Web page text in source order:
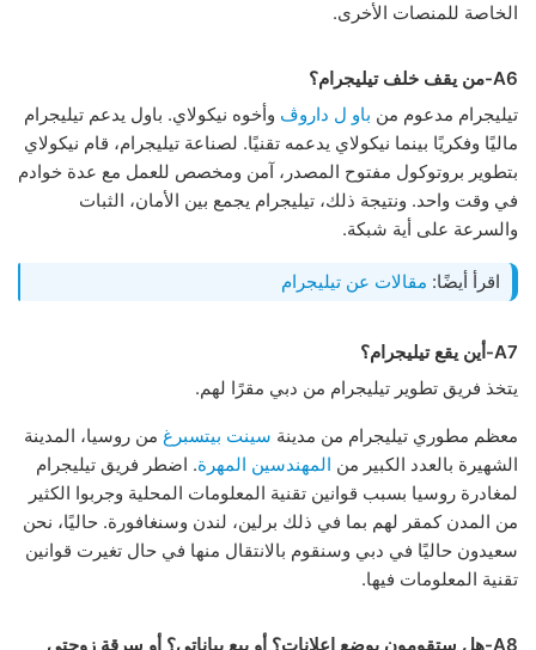
الخاصة للمنصات الأخرى.
A6-من يقف خلف تيليجرام؟
تيليجرام مدعوم من باو ل داروڤ وأخوه نيكولاي. باول يدعم تيليجرام
ماليًا وفكريًا بينما نيكولاي يدعمه تقنيًا. لصناعة تيليجرام، قام نيكولاي
بتطوير بروتوكول مفتوح المصدر، آمن ومخصص للعمل مع عدة خوادم
في وقت واحد. ونتيجة ذلك، تيليجرام يجمع بين الأمان، الثبات
والسرعة على أية شبكة.
اقرأ أيضًا: مقالات عن تيليجرام
A7-أين يقع تيليجرام؟
يتخذ فريق تطوير تيليجرام من دبي مقرًا لهم.
معظم مطوري تيليجرام من مدينة سينت بيتسبرغ من روسيا، المدينة
الشهيرة بالعدد الكبير من المهندسين المهرة. اضطر فريق تيليجرام
لمغادرة روسيا بسبب قوانين تقنية المعلومات المحلية وجربوا الكثير
من المدن كمقر لهم بما في ذلك برلين، لندن وسنغافورة. حاليًا، نحن
سعيدون حاليًا في دبي وسنقوم بالانتقال منها في حال تغيرت قوانين
تقنية المعلومات فيها.
A8-هل ستقومون بوضع إعلانات؟ أو بيع بياناتي؟ أو سرقة زوجتي